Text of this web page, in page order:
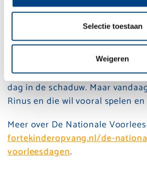
Selectie toestaan
Weigeren
Forte lezen we dit leuke boek
Voorleesontbijt en De Nationale
Dit avontuurlijke boek gaat over
die vroeger heel wild en sterk
namelijk wel honderd
optillen. Nu opa oud is, ligt hij
dag in de schaduw. Maar
Rinus en die wil vooral spelen
Meer over De Nationale
fortekinderopvang.nl/de-
voorleesdagen.